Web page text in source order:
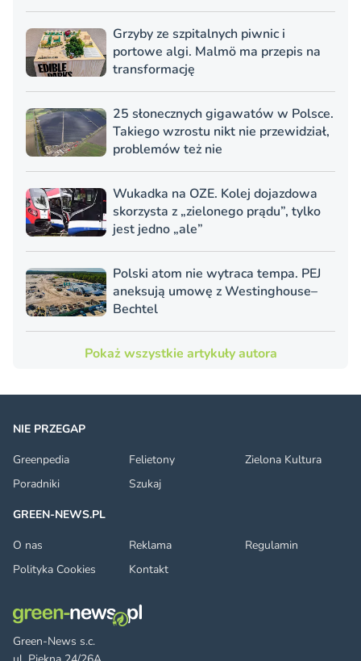
Grzyby ze szpitalnych piwnic i
portowe algi. Malmö ma przepis na
transformację
25 słonecznych gigawatów w Polsce.
Takiego wzrostu nikt nie przewidział,
problemów też nie
Wukadka na OZE. Kolej dojazdowa
skorzysta z „zielonego prądu”, tylko
jest jedno „ale”
Polski atom nie wytraca tempa. PEJ
aneksują umowę z Westinghouse–
Bechtel
Pokaż wszystkie artykuły autora
Green-News s.c.
NIE PRZEGAP
Greenpedia
Felietony
Zielona Kultura
Poradniki
Szukaj
GREEN-NEWS.PL
O nas
Reklama
Regulamin
Polityka Cookies
Kontakt